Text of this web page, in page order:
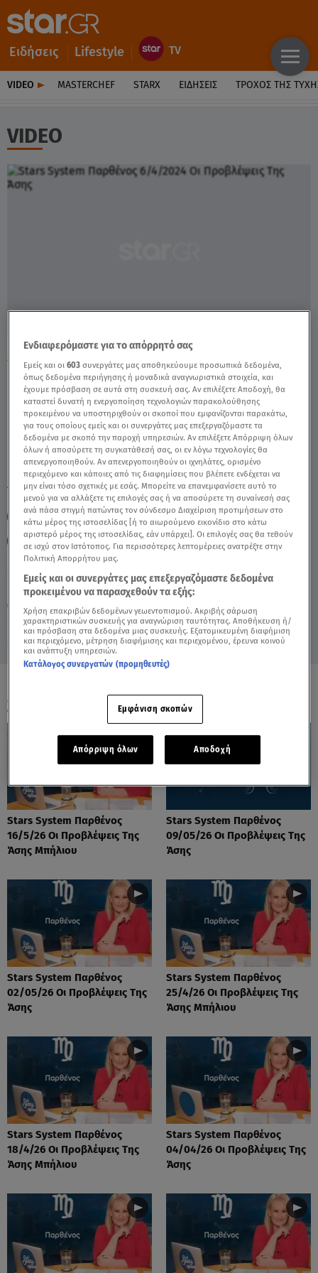
Ειδήσεις Lifestyle
VIDEO MASTERCHEF STARX ΕΙΔΉΣΕΙΣ ΤΡΟΧΌΣ ΤΗΣ
VIDEO
Κυριακή 9 Αυγούστου 2026
06.04.24, 14:25 ΖΩΔΙΑ
Stars System Παρθένος 6/4/2024 Οι
Προβλέψεις Της Άσης - Video
TAGS: STARS SYSTEM STARS SYSTEM 6/4/2024 ΖΩΔΙΑ
ΠΑΡΘΕΝΟΣ ΖΩΔΙΑ ΑΣΗ ΜΠΗΛΙΟΥ
ΑΣΗ ΜΠΗΛΙΟΥ
ΑΣΤΡΟΛΟΓΙΚΕΣ ΠΡΟΒΛΕΨΕΙΣ
ΟΛΑ ΤΑ ΒΙΝΤΕΟ
Stars System Παρθένος
16/5/26 Οι Προβλέψεις Της
Άσης Μπήλιου
Stars System Παρθένος
09/05/26 Οι Προβλέψεις Της
Άσης
Stars System Παρθένος
02/05/26 Οι Προβλέψεις Της
Άσης
Stars System Παρθένος
25/4/26 Οι Προβλέψεις Της
Άσης Μπήλιου
Stars System Παρθένος
18/4/26 Οι Προβλέψεις Της
Άσης Μπήλιου
Stars System Παρθένος
04/04/26 Οι Προβλέψεις Της
Άσης
Ενδιαφερόμαστε για το απόρρητό σας
Εμείς και οι603 συνεργάτες μας αποθηκεύουμε προσωπικά δεδομένα,
όπως δεδομένα περιήγησης ή μοναδικά αναγνωριστικά στοιχεία, και
έχουμε πρόσβαση σε αυτά στη συσκευή σας. Αν επιλέξετε Αποδοχή, θα
καταστεί δυνατή η ενεργοποίηση τεχνολογιών παρακολούθησης
προκειμένου να υποστηριχθούν οι σκοποί που εμφανίζονται παρακάτω,
για τους οποίους εμείς και οι συνεργάτες μας επεξεργαζόμαστε τα
δεδομένα με σκοπό την παροχή υπηρεσιών. Αν επιλέξετε Απόρριψη όλων
όλων ή αποσύρετε τη συγκατάθεσή σας, οι εν λόγω τεχνολογίες θα
απενεργοποιηθούν. Αν απενεργοποιηθούν οι ιχνηλάτες, ορισμένο
περιεχόμενο και κάποιες από τις διαφημίσεις που βλέπετε ενδέχεται να
μην είναι τόσο σχετικές με εσάς. Μπορείτε να επανεμφανίσετε αυτό το
μενού για να αλλάξετε τις επιλογές σας ή να αποσύρετε τη συναίνεσή σας
ανά πάσα στιγμή πατώντας τον σύνδεσμο Διαχείριση προτιμήσεων στο
κάτω μέρος της ιστοσελίδας [ή το αιωρούμενο εικονίδιο στο κάτω
αριστερό μέρος της ιστοσελίδας, εάν υπάρχει]. Οι επιλογές σας θα τεθούν
σε ισχύ στον Ιστότοπος. Για περισσότερες λεπτομέρειες ανατρέξτε στην
Πολιτική Απορρήτου μας.
Εμείς και οι συνεργάτες μας επεξεργαζόμαστε δεδομένα
προκειμένου να παρασχεθούν τα εξής:
Χρήση επακριβών δεδομένων γεωεντοπισμού. Ακριβής σάρωση
χαρακτηριστικών συσκευής για αναγνώριση ταυτότητας. Αποθήκευση ή/
και πρόσβαση στα δεδομένα μιας συσκευής. Εξατομικευμένη διαφήμιση
και περιεχόμενο, μέτρηση διαφήμισης και περιεχομένου, έρευνα κοινού
και ανάπτυξη υπηρεσιών.
Κατάλογος συνεργατών (προμηθευτές)
Εμφάνιση σκοπών
Απόρριψη όλων Αποδοχή